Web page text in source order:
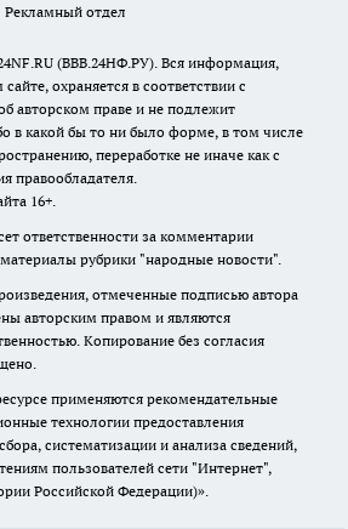
Рекламный отдел
(ВВВ.24НФ.РУ). Вся информация,
охраняется в соответствии с
авторском праве и не подлежит
в какой бы то ни было форме, в том числе
переработке не иначе как с
правообладателя.
16+.
ответственности за комментарии
рубрики "народные новости".
отмеченные подписью автора
авторским правом и являются
Копирование без согласия
применяются рекомендательные
технологии предоставления
систематизации и анализа сведений,
пользователей сети "Интернет",
Российской Федерации)».